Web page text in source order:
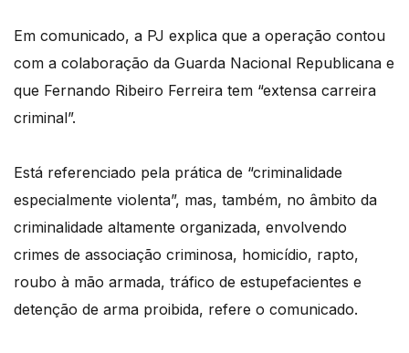
Em comunicado, a PJ explica que a operação contou
com a colaboração da Guarda Nacional Republicana e
que Fernando Ribeiro Ferreira tem “extensa carreira
criminal”.
Está referenciado pela prática de “criminalidade
especialmente violenta”, mas, também, no âmbito da
criminalidade altamente organizada, envolvendo
crimes de associação criminosa, homicídio, rapto,
roubo à mão armada, tráfico de estupefacientes e
detenção de arma proibida, refere o comunicado.